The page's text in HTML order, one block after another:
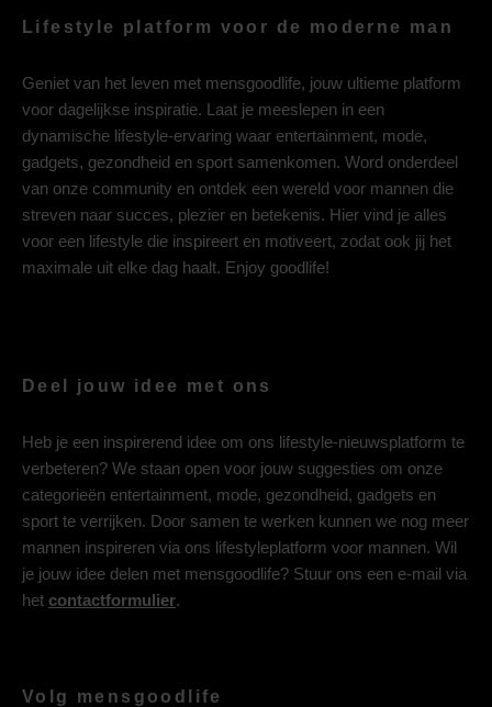
Lifestyle platform voor de moderne man
Geniet van het leven met mensgoodlife, jouw ultieme platform
voor dagelijkse inspiratie. Laat je meeslepen in een
dynamische lifestyle-ervaring waar entertainment, mode,
gadgets, gezondheid en sport samenkomen. Word onderdeel
van onze community en ontdek een wereld voor mannen die
streven naar succes, plezier en betekenis. Hier vind je alles
voor een lifestyle die inspireert en motiveert, zodat ook jij het
maximale uit elke dag haalt. Enjoy goodlife!
Deel jouw idee met ons
Heb je een inspirerend idee om ons lifestyle-nieuwsplatform te
verbeteren? We staan open voor jouw suggesties om onze
categorieën entertainment, mode, gezondheid, gadgets en
sport te verrijken. Door samen te werken kunnen we nog meer
mannen inspireren via ons lifestyleplatform voor mannen. Wil
je jouw idee delen met mensgoodlife? Stuur ons een e-mail via
het contactformulier.
Volg mensgoodlife